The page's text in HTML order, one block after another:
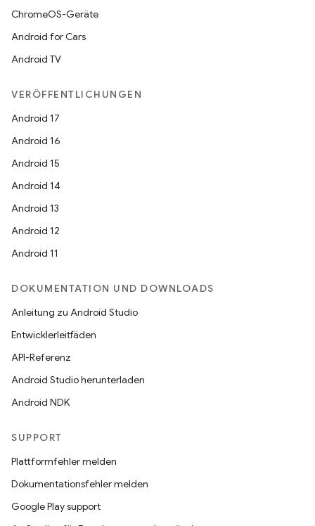
ChromeOS-Geräte
Android for Cars
Android TV
VERÖFFENTLICHUNGEN
Android 17
Android 16
Android 15
Android 14
Android 13
Android 12
Android 11
DOKUMENTATION UND DOWNLOADS
Anleitung zu Android Studio
Entwicklerleitfäden
API-Referenz
Android Studio herunterladen
Android NDK
SUPPORT
Plattformfehler melden
Dokumentationsfehler melden
Google Play support